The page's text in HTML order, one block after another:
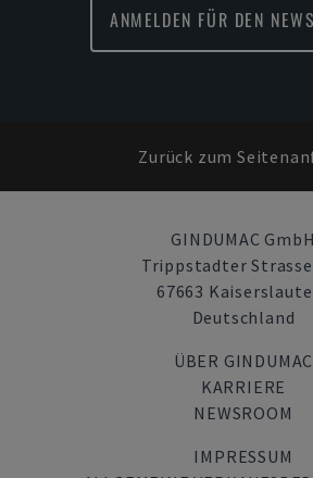
ANMELDEN FÜR DEN
Zurück zum
GINDUMAC GmbH
Trippstadter Strasse
67663
Deutschland
ÜBER GINDUMAC
KARRIERE
NEWSROOM
IMPRESSUM